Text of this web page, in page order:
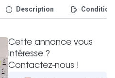
Description
Cette annonce vous
intéresse ?
Contactez-nous !